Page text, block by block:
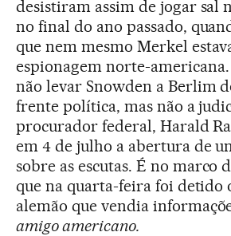
desistiram assim de jogar sal
no final do ano passado,
que nem mesmo Merkel
espionagem norte-
não levar Snowden a Berlim
frente política, mas não a
procurador federal, Harald
em 4 de julho a abertura de
sobre as escutas. É no marco
que na quarta-feira foi detido
alemão que vendia
amigo americano.